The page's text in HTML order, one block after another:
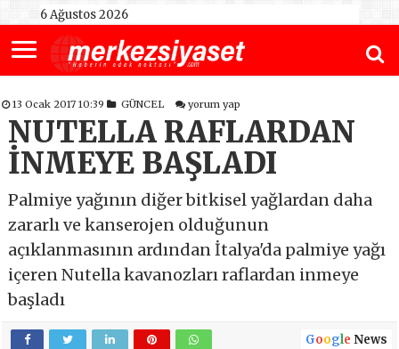
6 Ağustos 2026
13 Ocak 2017 10:39 GÜNCEL yorum yap
NUTELLA RAFLARDAN
İNMEYE BAŞLADI
Palmiye yağının diğer bitkisel yağlardan daha
zararlı ve kanserojen olduğunun
açıklanmasının ardından İtalya'da palmiye yağı
içeren Nutella kavanozları raflardan inmeye
başladı
Google News